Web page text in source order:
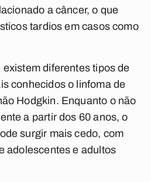
a câncer, o que
tardios em casos como
diferentes tipos de
conhecidos o linfoma de
Hodgkin. Enquanto o não
a partir dos 60 anos, o
surgir mais cedo, com
adolescentes e adultos